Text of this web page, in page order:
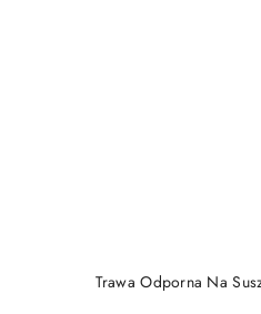
Trawa Odporna Na